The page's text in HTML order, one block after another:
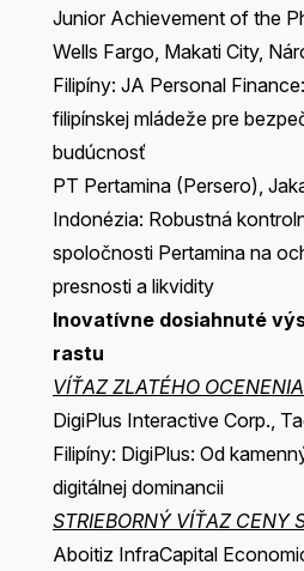
Junior Achievement of the
Wells Fargo, Makati City,
Filipíny: JA Personal
filipínskej mládeže pre
budúcnosť
PT Pertamina (Persero),
Indonézia: Robustná
spoločnosti Pertamina na
presnosti a likvidity
Inovatívne dosiahnuté
rastu
VÍŤAZ ZLATÉHO
DigiPlus Interactive Corp.,
Filipíny: DigiPlus: Od
digitálnej dominancii
STRIEBORNÝ VÍŤAZ CENY
Aboitiz InfraCapital